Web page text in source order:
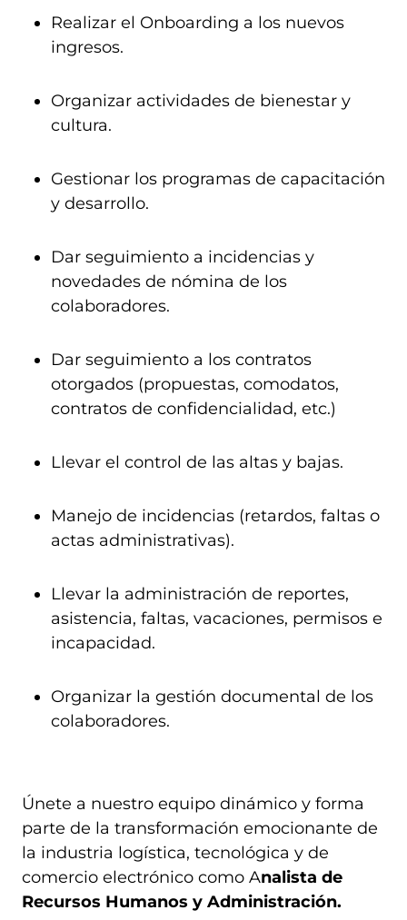
Realizar el Onboarding a los nuevos
ingresos.
Organizar actividades de bienestar y
cultura.
Gestionar los programas de capacitación
y desarrollo.
Dar seguimiento a incidencias y
novedades de nómina de los
colaboradores.
Dar seguimiento a los contratos
otorgados (propuestas, comodatos,
contratos de confidencialidad, etc.)
Llevar el control de las altas y bajas.
Manejo de incidencias (retardos, faltas o
actas administrativas).
Llevar la administración de reportes,
asistencia, faltas, vacaciones, permisos e
incapacidad.
Organizar la gestión documental de los
colaboradores.
Únete a nuestro equipo dinámico y forma
parte de la transformación emocionante de
la industria logística, tecnológica y de
comercio electrónico como Analista de
Recursos Humanos y Administración.